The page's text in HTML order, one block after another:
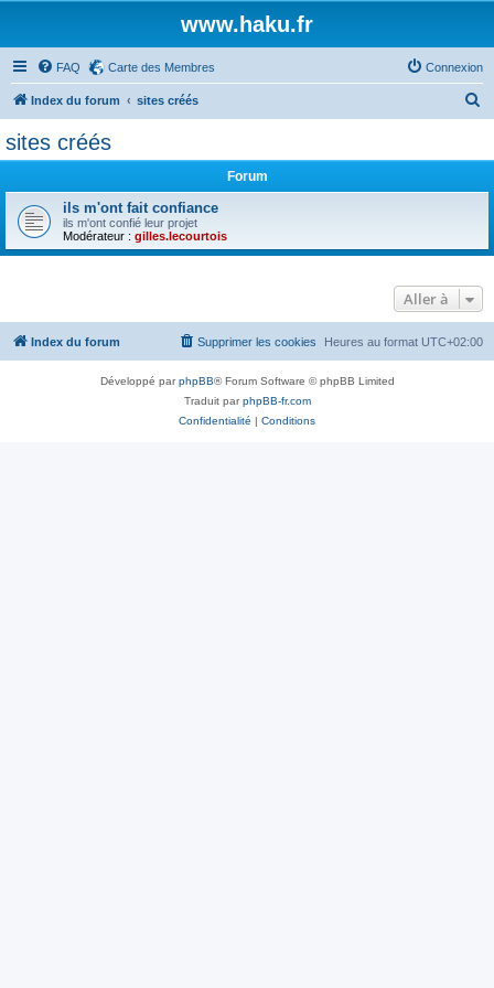
www.haku.fr
FAQ Carte des Membres Connexion
Index du forum sites créés
c
e
r
sites créés
Forum
ils m'ont fait confiance
ils m'ont confié leur projet
Modérateur : gilles.lecourtois
Aller à
Index du forum Heures au format UTC+02:00
Supprimer les cookies
Développé parphpBB® Forum Software © phpBB Limited
Traduit parphpBB-fr.com
Confidentialité | Conditions